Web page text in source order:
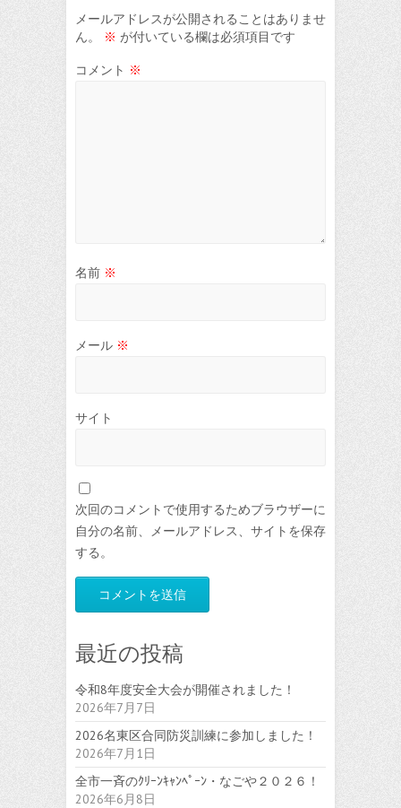
メールアドレスが公開されることはありませ
ん。
※ が付いている欄は必須項目です
コメント ※
名前 ※
メール ※
サイト
次回のコメントで使用するためブラウザーに
自分の名前、メールアドレス、サイトを保存
する。
最近の投稿
令和8年度安全大会が開催されました！
2026年7月7日
2026名東区合同防災訓練に参加しました！
2026年7月1日
全市一斉のｸﾘｰﾝｷｬﾝﾍﾟｰﾝ・なごや２０２６！
2026年6月8日